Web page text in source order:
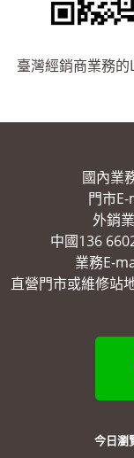
臺灣經銷商業務的
國內業
門市
外銷
中國136
業務E-
直營門市或維修站
今日瀏